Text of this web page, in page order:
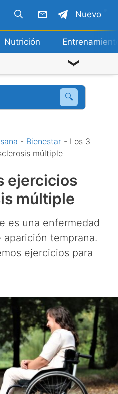
Nutrición
Nuevo
🔍
- Bienestar - Los 3
múltiple
ejercicios
múltiple
es una enfermedad
temprana.
ejercicios para